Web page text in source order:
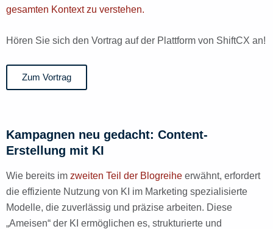
gesamten Kontext zu verstehen.
Hören Sie sich den Vortrag auf der Plattform von ShiftCX an!
Zum Vortrag
Kampagnen neu gedacht: Content-
Erstellung mit KI
Wie bereits im zweiten Teil der Blogreihe erwähnt, erfordert
die effiziente Nutzung von KI im Marketing spezialisierte
Modelle, die zuverlässig und präzise arbeiten. Diese
„Ameisen“ der KI ermöglichen es, strukturierte und